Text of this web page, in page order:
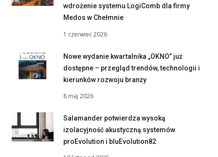
wdrożenie systemu LogiComb dla firmy
Medos w Chełmnie
1 czerwiec 2026
Nowe wydanie kwartalnika „OKNO” już
dostępne – przegląd trendów, technologii i
kierunków rozwoju branży
8 maj 2026
Salamander potwierdza wysoką
izolacyjność akustyczną systemów
proEvolution i bluEvolution82